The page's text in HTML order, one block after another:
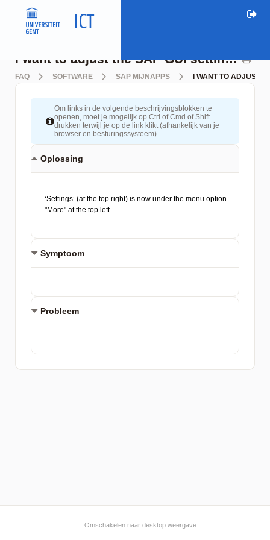
I want to adjust the SAP GUI settings, but the icon "settings" has disappeared
FAQ SOFTWARE SAP MIJNAPPS I WANT TO ADJUST
Om links in de volgende beschrijvingsblokken te
openen, moet je mogelijk op Ctrl of Cmd of Shift
drukken terwijl je op de link klikt (afhankelijk van je
browser en besturingssysteem).
Oplossing
Symptoom
Probleem
Omschakelen naar desktop weergave